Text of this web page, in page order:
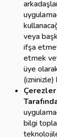
veya
ifşa
etmek
üye
bilgi